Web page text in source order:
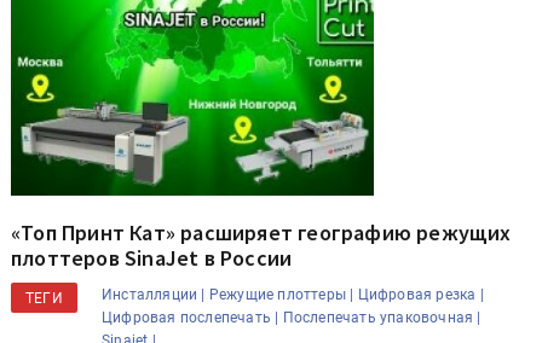
«Топ Принт Кат» расширяет географию режущих
плоттеров SinaJet в России
ТЕГИ Инсталляции | Режущие плоттеры |
Цифровая резка |
Цифровая послепечать |
Послепечать упаковочная |